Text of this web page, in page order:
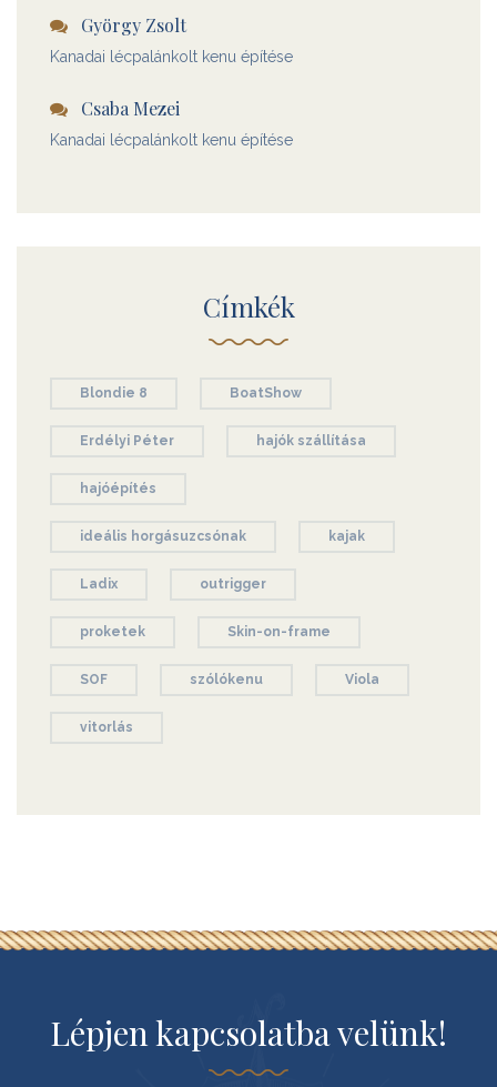
György Zsolt
Kanadai lécpalánkolt kenu építése
Csaba Mezei
Kanadai lécpalánkolt kenu építése
Címkék
Blondie 8 BoatShow
Erdélyi Péter hajók szállítása
hajóépítés
ideális horgásuzcsónak kajak
Ladix outrigger
proketek Skin-on-frame
SOF szólókenu Viola
vitorlás
Lépjen kapcsolatba velünk!